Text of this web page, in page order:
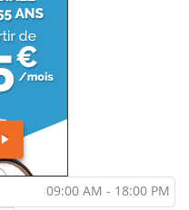
09:00 AM - 18:00 PM